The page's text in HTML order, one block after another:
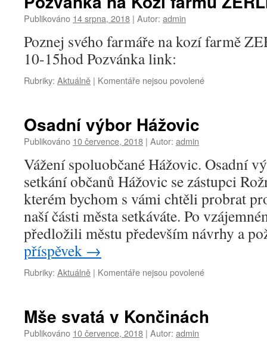
Michalská
Publikováno 14 srpna, 2018 | Autor: admin
Poznej svého farmáře na kozí farmě
10-15hod Pozvánka link:
Rubriky: Aktuálně | Komentáře nejsou povolenéu
farmu
ZERLINA
Osadní výbor Hážovic
Publikováno 10 července, 2018 | Autor: admin
Vážení spoluobčané Hážovic. Osadní
setkání občanů Hážovic se zástupci
kterém bychom s vámi chtěli probrat
naší části města setkáváte. Po
předložili městu především návrhy a
příspěvek →
Rubriky: Aktuálně | Komentáře nejsou povolenéu
Osadní
Mše svatá v Končinách
Publikováno 10 července, 2018 | Autor: admin